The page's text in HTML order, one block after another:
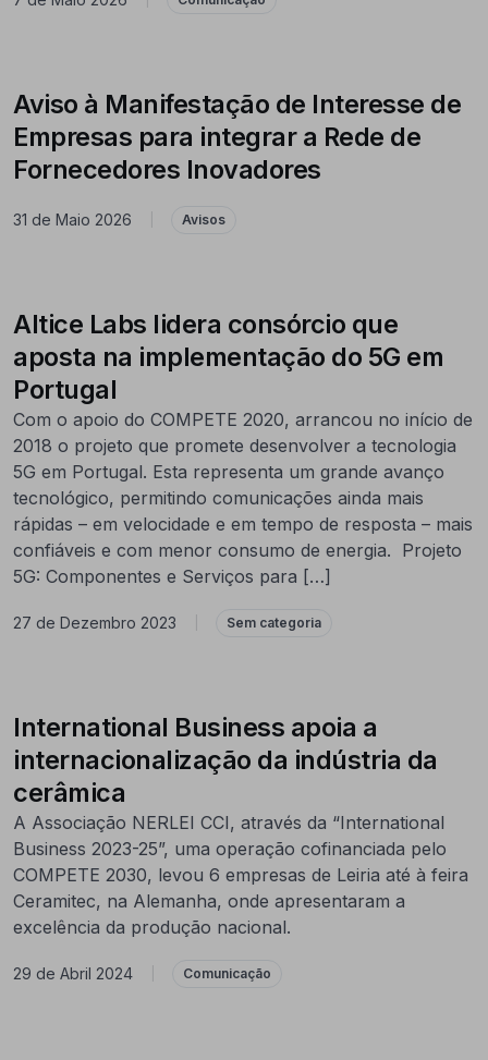
Aviso à Manifestação de Interesse de
Empresas para integrar a Rede de
Fornecedores Inovadores
31 de Maio 2026 Avisos
Altice Labs lidera consórcio que
aposta na implementação do 5G em
Portugal
Com o apoio do COMPETE 2020, arrancou no início de
2018 o projeto que promete desenvolver a tecnologia
5G em Portugal. Esta representa um grande avanço
tecnológico, permitindo comunicações ainda mais
rápidas – em velocidade e em tempo de resposta – mais
confiáveis e com menor consumo de energia. Projeto
5G: Componentes e Serviços para […]
27 de Dezembro 2023 Sem categoria
International Business apoia a
internacionalização da indústria da
cerâmica
A Associação NERLEI CCI, através da “International
Business 2023-25”, uma operação cofinanciada pelo
COMPETE 2030, levou 6 empresas de Leiria até à feira
Ceramitec, na Alemanha, onde apresentaram a
excelência da produção nacional.
29 de Abril 2024 Comunicação